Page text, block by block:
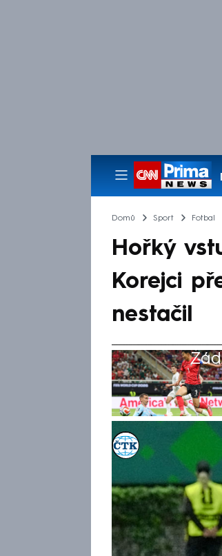
Domů Sport Fotbal
Hořký
Korejci
nestačil
ČTK
Akt. 12. čvn 2026, 08:14
Čeští fotbalisté
vstoupili
poslal v utkání
kapitán